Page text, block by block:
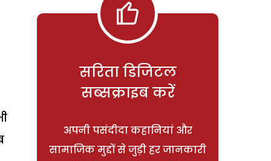
सरिता डिजिटल
सब्सक्राइब करें
अपनी पसंदीदा कहानियां और
सामाजिक मुद्दों से जुड़ी हर जानकारी